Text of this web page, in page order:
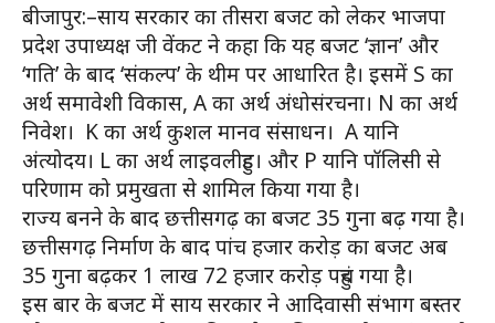
बीजापुर:–साय सरकार का तीसरा बजट को लेकर भाजपा
प्रदेश उपाध्यक्ष जी वेंकट ने कहा कि यह बजट ‘ज्ञान’ और
‘गति’ के बाद ‘संकल्प’ के थीम पर आधारित है। इसमें S का
अर्थ समावेशी विकास, A का अर्थ अंधोसंरचना। N का अर्थ
निवेश। K का अर्थ कुशल मानव संसाधन। A यानि
अंत्योदय। L का अर्थ लाइवलीहुड। और P यानि पॉलिसी से
परिणाम को प्रमुखता से शामिल किया गया है।
राज्य बनने के बाद छत्तीसगढ़ का बजट 35 गुना बढ़ गया है।
छत्तीसगढ़ निर्माण के बाद पांच हजार करोड़ का बजट अब
35 गुना बढ़कर 1 लाख 72 हजार करोड़ पहुंच गया है।
इस बार के बजट में साय सरकार ने आदिवासी संभाग बस्तर